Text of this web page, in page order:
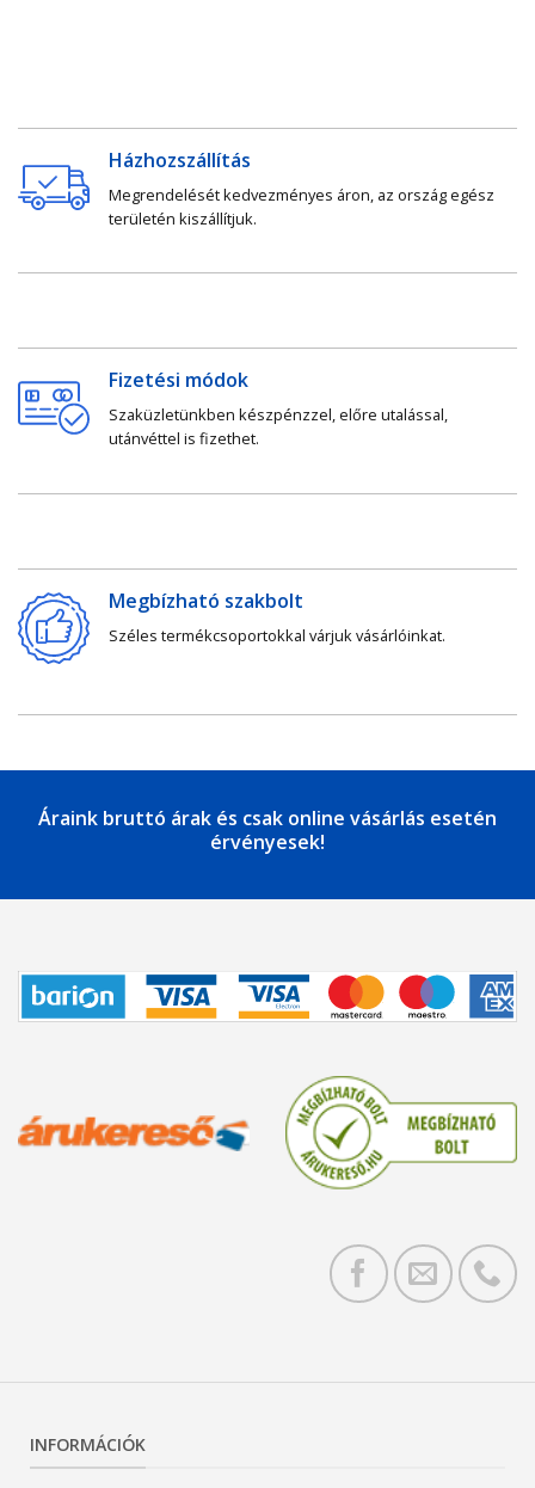
Házhozszállítás
Megrendelését kedvezményes áron, az ország egész
területén kiszállítjuk.
Fizetési módok
Szaküzletünkben készpénzzel, előre utalással,
utánvéttel is fizethet.
Megbízható szakbolt
Széles termékcsoportokkal várjuk vásárlóinkat.
Áraink bruttó árak és csak online vásárlás esetén
érvényesek!
INFORMÁCIÓK